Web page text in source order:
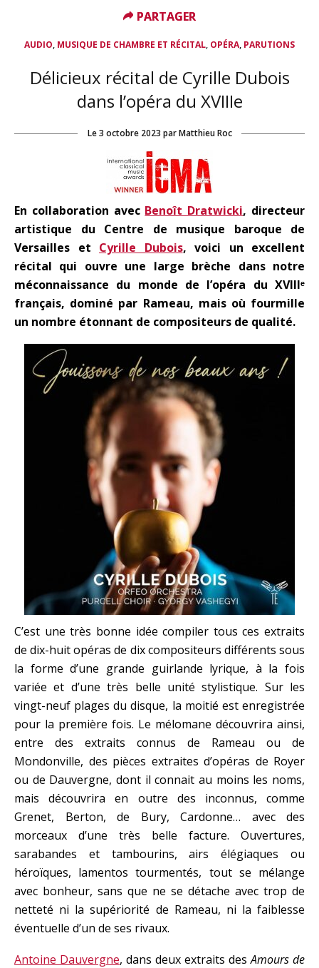
AUDIO, MUSIQUE DE CHAMBRE ET RÉCITAL, OPÉRA, PARUTIONS
Délicieux récital de Cyrille Dubois
dans l’opéra du XVIIIe
Le3 octobre 2023 par Matthieu Roc
En collaboration avec Benoît Dratwicki, directeur
artistique du Centre de musique baroque de
Versailles et Cyrille Dubois, voici un excellent
récital qui ouvre une large brèche dans notre
méconnaissance du monde de l’opéra du XVIIIᵉ
français, dominé par Rameau, mais où fourmille
un nombre étonnant de compositeurs de qualité.
C’est une très bonne idée compiler tous ces extraits
de dix-huit opéras de dix compositeurs différents sous
la forme d’une grande guirlande lyrique, à la fois
variée et d’une très belle unité stylistique. Sur les
vingt-neuf plages du disque, la moitié est enregistrée
pour la première fois. Le mélomane découvrira ainsi,
entre des extraits connus de Rameau ou de
Mondonville, des pièces extraites d’opéras de Royer
ou de Dauvergne, dont il connait au moins les noms,
mais découvrira en outre des inconnus, comme
Grenet, Berton, de Bury, Cardonne… avec des
morceaux d’une très belle facture. Ouvertures,
sarabandes et tambourins, airs élégiaques ou
héroïques, lamentos tourmentés, tout se mélange
avec bonheur, sans que ne se détache avec trop de
netteté ni la supériorité de Rameau, ni la faiblesse
éventuelle d’un de ses rivaux.
Antoine Dauvergne, dans deux extraits desAmours de
PARTAGER
PARTAGER